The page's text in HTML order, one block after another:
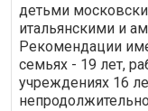
детьми
итальянскими и
Рекомендации
семьях - 19 лет,
учреждениях 16